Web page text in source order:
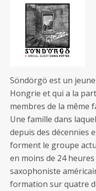
Söndörgö est un
Hongrie et qui a la
membres de la même
Une famille dans
depuis des décennies
forment le groupe
en moins de 24
saxophoniste
formation sur quatre